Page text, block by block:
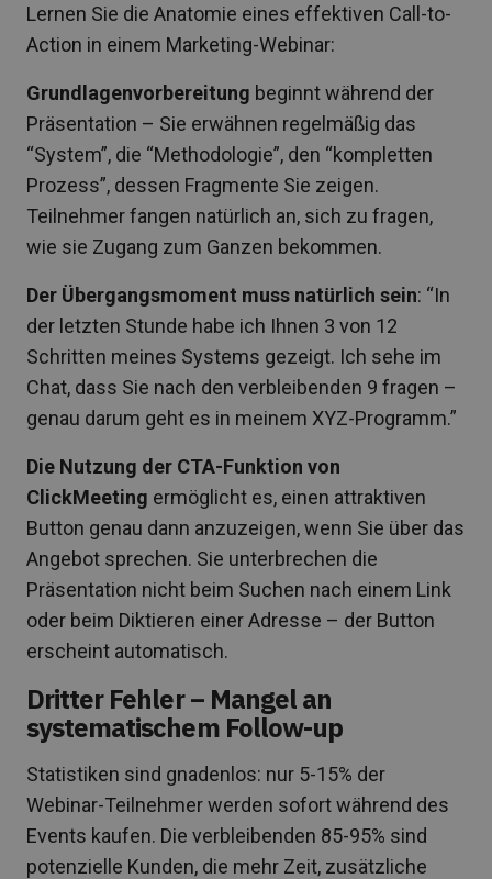
Lernen Sie die Anatomie eines effektiven Call-to-
Action in einem Marketing-Webinar:
Grundlagenvorbereitung beginnt während der
Präsentation – Sie erwähnen regelmäßig das
“System”, die “Methodologie”, den “kompletten
Prozess”, dessen Fragmente Sie zeigen.
Teilnehmer fangen natürlich an, sich zu fragen,
wie sie Zugang zum Ganzen bekommen.
Der Übergangsmoment muss natürlich sein: “In
der letzten Stunde habe ich Ihnen 3 von 12
Schritten meines Systems gezeigt. Ich sehe im
Chat, dass Sie nach den verbleibenden 9 fragen –
genau darum geht es in meinem XYZ-Programm.”
Die Nutzung der CTA-Funktion von
ClickMeeting ermöglicht es, einen attraktiven
Button genau dann anzuzeigen, wenn Sie über das
Angebot sprechen. Sie unterbrechen die
Präsentation nicht beim Suchen nach einem Link
oder beim Diktieren einer Adresse – der Button
erscheint automatisch.
Dritter Fehler – Mangel an
systematischem Follow-up
Statistiken sind gnadenlos: nur 5-15% der
Webinar-Teilnehmer werden sofort während des
Events kaufen. Die verbleibenden 85-95% sind
potenzielle Kunden, die mehr Zeit, zusätzliche